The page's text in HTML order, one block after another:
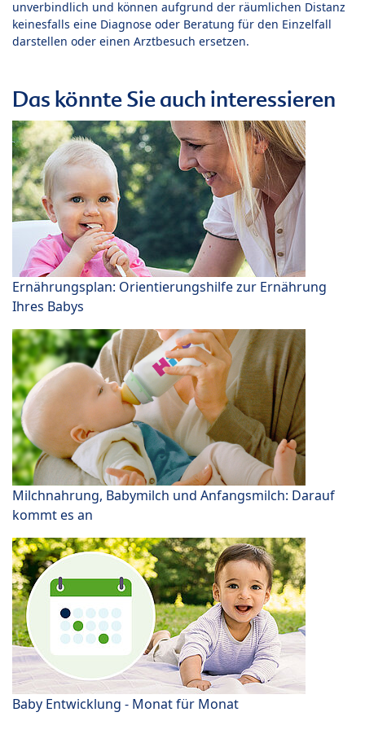
unverbindlich und können aufgrund der räumlichen Distanz
keinesfalls eine Diagnose oder Beratung für den Einzelfall
darstellen oder einen Arztbesuch ersetzen.
Das könnte Sie auch interessieren
Ernährungsplan: Orientierungshilfe zur Ernährung
Ihres Babys
Milchnahrung, Babymilch und Anfangsmilch: Darauf
kommt es an
Baby Entwicklung - Monat für Monat